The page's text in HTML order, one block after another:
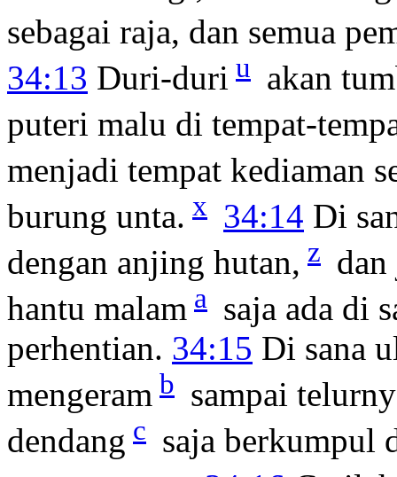
sebagai raja, dan semua
34:13 Duri-duri u
akan
puteri malu di tempat-
menjadi tempat kediaman
burung unta. x 34:14 Di
dengan anjing hutan, z
hantu malam a saja ada di
perhentian. 34:15 Di sana
mengeram b sampai
dendang c saja berkumpul